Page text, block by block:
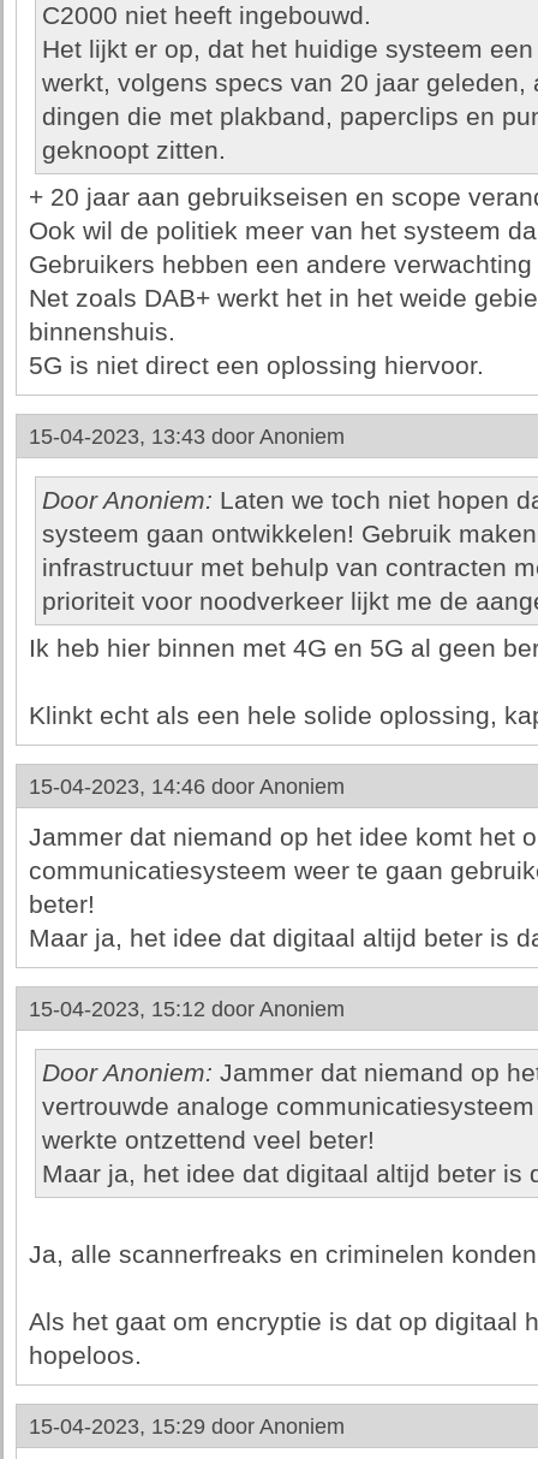
C2000 niet heeft ingebouwd.
Het lijkt er op, dat het huidige systeem
werkt, volgens specs van 20 jaar geleden,
dingen die met plakband, paperclips en
geknoopt zitten.
+ 20 jaar aan gebruikseisen en scope
Ook wil de politiek meer van het systeem
Gebruikers hebben een andere
Net zoals DAB+ werkt het in het weide
binnenshuis.
5G is niet direct een oplossing hiervoor.
15-04-2023, 13:43 door Anoniem
Door Anoniem: Laten we toch niet hopen
systeem gaan ontwikkelen! Gebruik
infrastructuur met behulp van contracten
prioriteit voor noodverkeer lijkt me de
Ik heb hier binnen met 4G en 5G al geen
Klinkt echt als een hele solide oplossing,
15-04-2023, 14:46 door Anoniem
Jammer dat niemand op het idee komt het
communicatiesysteem weer te gaan
beter!
Maar ja, het idee dat digitaal altijd beter is
15-04-2023, 15:12 door Anoniem
Door Anoniem: Jammer dat niemand op
vertrouwde analoge
werkte ontzettend veel beter!
Maar ja, het idee dat digitaal altijd beter is
Ja, alle scannerfreaks en criminelen
Als het gaat om encryptie is dat op digitaal
hopeloos.
15-04-2023, 15:29 door Anoniem